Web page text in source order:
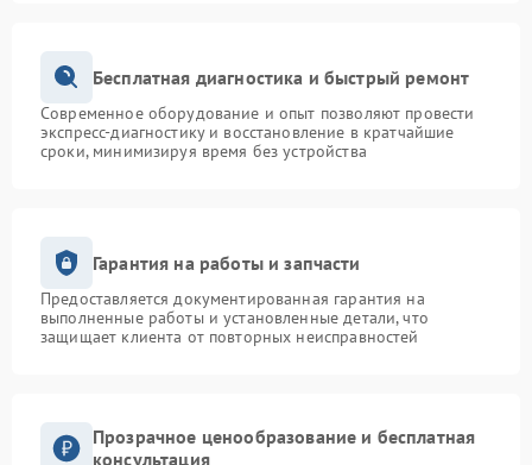
Бесплатная диагностика и быстрый ремонт
Современное оборудование и опыт позволяют провести
экспресс-диагностику и восстановление в кратчайшие
сроки, минимизируя время без устройства
Гарантия на работы и запчасти
Предоставляется документированная гарантия на
выполненные работы и установленные детали, что
защищает клиента от повторных неисправностей
Прозрачное ценообразование и бесплатная
консультация